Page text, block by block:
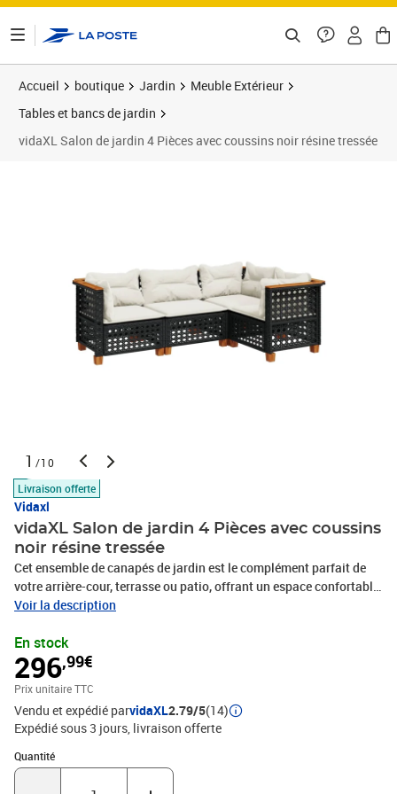
Accueil boutique Jardin
Meuble Extérieur
Tables et bancs de jardin
vidaXL Salon de jardin 4 Pièces avec coussins noir résine tressée
1 /10
Livraison offerte
Vidaxl
vidaXL Salon de jardin 4 Pièces avec coussins
noir résine tressée
Cet ensemble de canapés de jardin est le complément parfait de
votre arrière-cour, terrasse ou patio, offrant un espace confortable
et accueillant pour discuter avec la famille et les amis ou
la résine tressée, également connue sous le nom de poly rotin, est
un matériau synthétique solide et nécessitant peu d'entretien qui
ressemble au rotin naturel. Il est léger, facile à nettoyer et
couramment utilisé pour les meubles d'extérieur en raison de sa
durabilité et de ses propriétés de résistance aux
intempéries.Expérience d'assise confortable : ce mobilier
d'extérieur, doté de coussins épais, offre une expérience d'assise
confortable.Housse amovible et lavable : ces coussins de siège
Voir la description
En stock
296,99€
Prix unitaire TTC
Vendu et expédié parvidaXL2.79/5(14)
Expédié sous 3 jours livraison offerte
Quantité
Quantité : 1